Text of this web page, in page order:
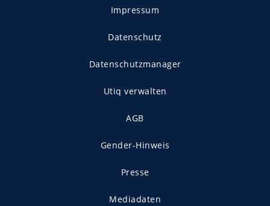
Impressum
Datenschutz
Datenschutzmanager
Utiq verwalten
AGB
Gender-Hinweis
Presse
Mediadaten